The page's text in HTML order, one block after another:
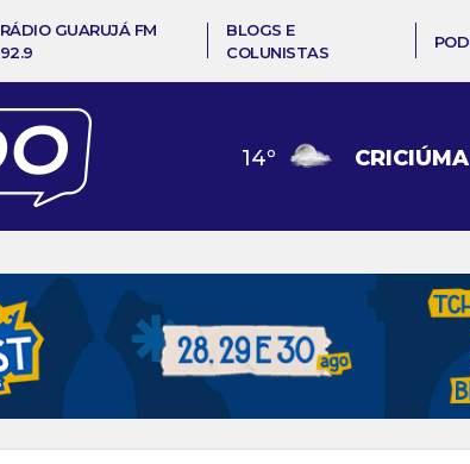
RÁDIO GUARUJÁ FM
92.9
BLOGS E
COLUNISTAS
14º CRICIÚMA